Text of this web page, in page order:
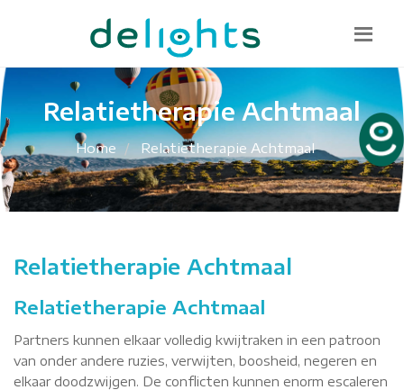
085 130 1482
info@delights.nu
Relatietherapie Achtmaal
Home Relatietherapie Achtmaal
Relatietherapie Achtmaal
Relatietherapie Achtmaal
Partners kunnen elkaar volledig kwijtraken in een patroon
van onder andere ruzies, verwijten, boosheid, negeren en
elkaar doodzwijgen. De conflicten kunnen enorm escaleren